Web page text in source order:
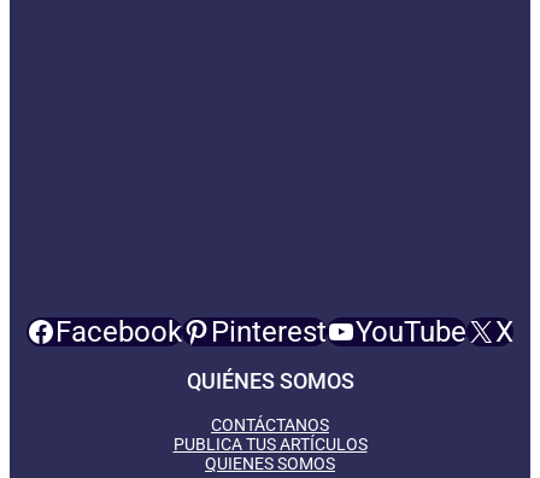
Facebook Pinterest YouTube X
QUIÉNES SOMOS
CONTÁCTANOS
PUBLICA TUS ARTÍCULOS
QUIENES SOMOS